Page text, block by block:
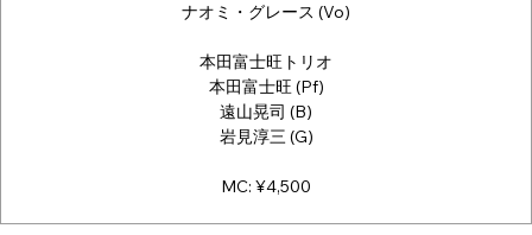
ナオミ・グレース (Vo)
本田富士旺トリオ
本田富士旺 (Pf)
遠山晃司 (B)
岩見淳三 (G)
MC: ¥4,500